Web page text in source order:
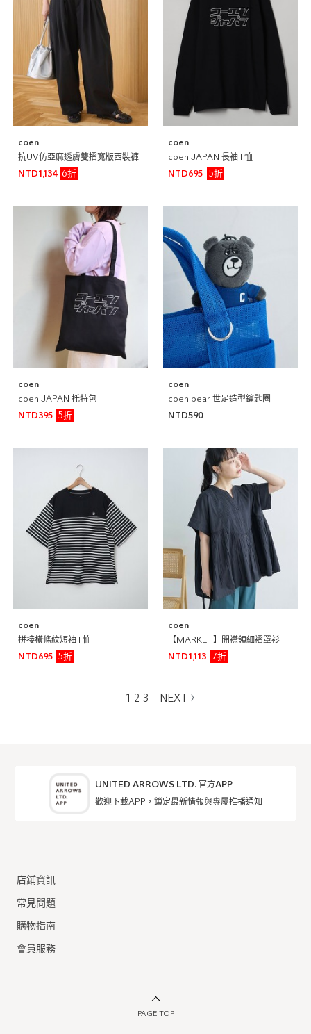
coen
抗UV仿亞麻透膚雙摺寬版西裝褲
NTD1,134
6折
coen
coen JAPAN 長袖T恤
NTD695
5折
coen
coen JAPAN 托特包
NTD395
5折
coen
coen bear 世足造型鑰匙圈
NTD590
coen
拼接橫條紋短袖T恤
NTD695
5折
coen
【MARKET】開襟領細褶罩衫
NTD1,113
7折
1 2 3 NEXT
UNITED ARROWS LTD. 官方APP
歡迎下載APP，鎖定最新情報與專屬推播通知
店鋪資訊
常見問題
購物指南
會員服務
PAGE TOP